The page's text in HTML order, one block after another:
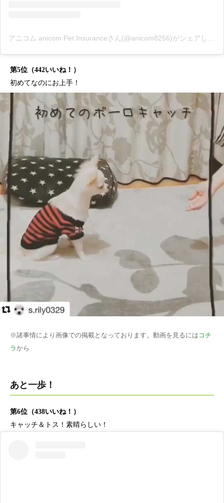
第5位（442いいね！）
初めてなのにお上手！
※諸事情により画像での掲載となっております。動画を見るには コチ
ラから
あと一歩！
第6位（438いいね！）
キャッチ＆トス！素晴らしい！